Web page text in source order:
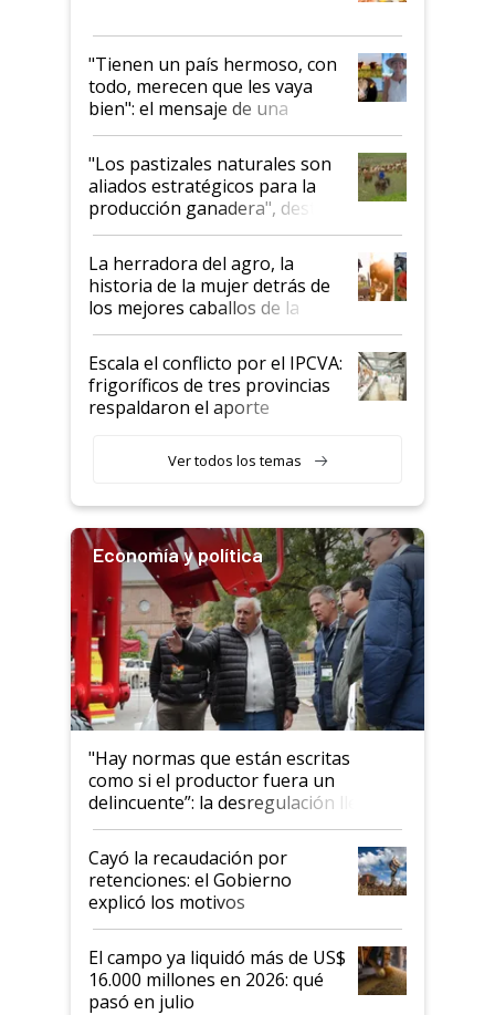
"Tienen un país hermoso, con
todo, merecen que les vaya
bien": el mensaje de una
ganadera uruguaya sobre las
oportunidades que se abren
para el agro en Argentina, con
foco en la carne
"Los pastizales naturales son
aliados estratégicos para la
producción ganadera", destaca
la iniciativa que ya reúne a 46
establecimientos en Argentina
La herradora del agro, la
historia de la mujer detrás de
los mejores caballos de la
Argentina y los mitos que
todavía hacen sufrir a estos
animales: "Mientras me
descalificaban, yo seguí
haciendo currículum"
Escala el conflicto por el IPCVA:
frigoríficos de tres provincias
respaldaron el aporte
Ver todos los temas
Economía y política
"Hay normas que están escritas
como si el productor fuera un
delincuente”: la desregulación llegó
al Congreso Aapresid y hasta se
habló del financiamiento al IPCVA
Cayó la recaudación por
retenciones: el Gobierno
explicó los motivos
El campo ya liquidó más de US$
16.000 millones en 2026: qué
pasó en julio